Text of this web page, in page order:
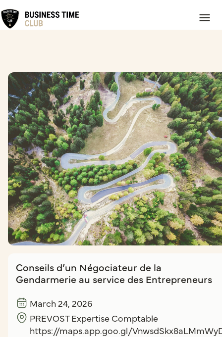
Conseils d’un Négociateur de la
Gendarmerie au service des Entrepreneurs
March 24, 2026
PREVOST Expertise Comptable
https://maps.app.goo.gl/